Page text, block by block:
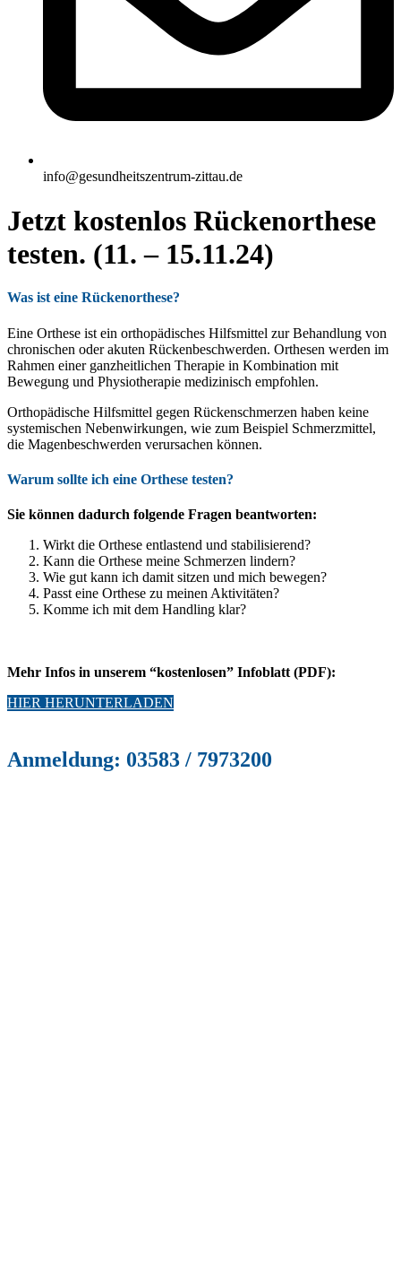
info@gesundheitszentrum-zittau.de
Jetzt kostenlos Rückenorthese
testen. (11. – 15.11.24)
Was ist eine Rückenorthese?
Eine Orthese ist ein orthopädisches Hilfsmittel zur Behandlung von
chronischen oder akuten Rückenbeschwerden. Orthesen werden im
Rahmen einer ganzheitlichen Therapie in Kombination mit
Bewegung und Physiotherapie medizinisch empfohlen.
Orthopädische Hilfsmittel gegen Rückenschmerzen haben keine
systemischen Nebenwirkungen, wie zum Beispiel Schmerzmittel,
die Magenbeschwerden verursachen können.
Warum sollte ich eine Orthese testen?
Sie können dadurch folgende Fragen beantworten:
Wirkt die Orthese entlastend und stabilisierend?
Kann die Orthese meine Schmerzen lindern?
Wie gut kann ich damit sitzen und mich bewegen?
Passt eine Orthese zu meinen Aktivitäten?
Komme ich mit dem Handling klar?
Mehr Infos in unserem “kostenlosen” Infoblatt (PDF):
HIER HERUNTERLADEN
Anmeldung: 03583 / 7973200